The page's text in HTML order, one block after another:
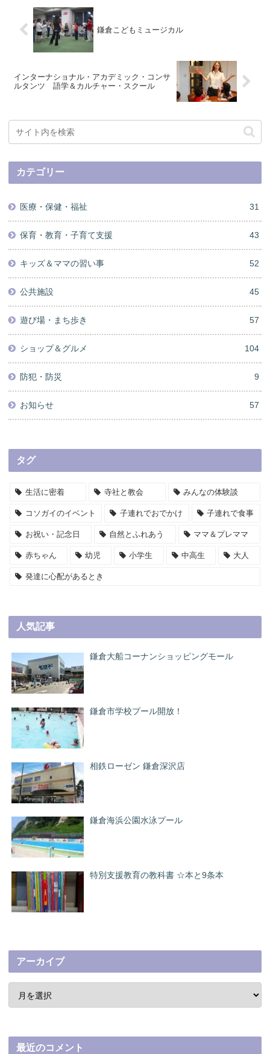
鎌倉こどもミュージカル
インターナショナル・アカデミック・コンサ
ルタンツ 語学＆カルチャー・スクール
カテゴリー
医療・保健・福祉 31
保育・教育・子育て支援 43
キッズ＆ママの習い事 52
公共施設 45
遊び場・まち歩き 57
ショップ＆グルメ 104
防犯・防災 9
お知らせ 57
タグ
小学生
幼児
子連れでおでかけ
大人
生活に密着
赤ちゃん
ママ＆プレママ
子連れで食事
お祝い・記念日
コソガイのイベント
中高生
発達に心配があるとき
自然とふれあう
寺社と教会 みんなの体験談
人気記事
鎌倉大船コーナンショッピングモール
鎌倉市学校プール開放！
相鉄ローゼン 鎌倉深沢店
鎌倉海浜公園水泳プール
特別支援教育の教科書 ☆本と9条本
アーカイブ
最近のコメント